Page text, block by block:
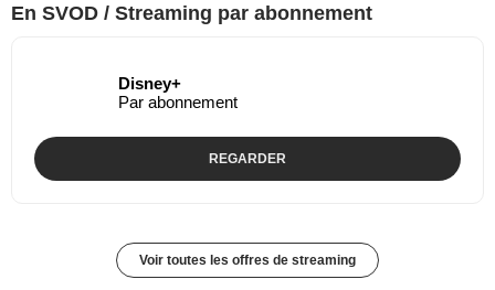
En SVOD / Streaming par abonnement
Disney+
Par abonnement
REGARDER
Voir toutes les offres de streaming